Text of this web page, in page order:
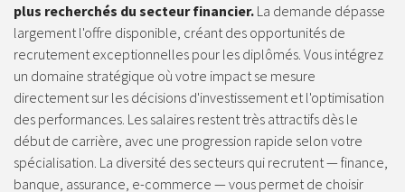
plus recherchés du secteur financier. La demande dépasse
largement l'offre disponible, créant des opportunités de
recrutement exceptionnelles pour les diplômés. Vous intégrez
un domaine stratégique où votre impact se mesure
directement sur les décisions d'investissement et l'optimisation
des performances. Les salaires restent très attractifs dès le
début de carrière, avec une progression rapide selon votre
spécialisation. La diversité des secteurs qui recrutent — finance,
banque, assurance, e-commerce — vous permet de choisir